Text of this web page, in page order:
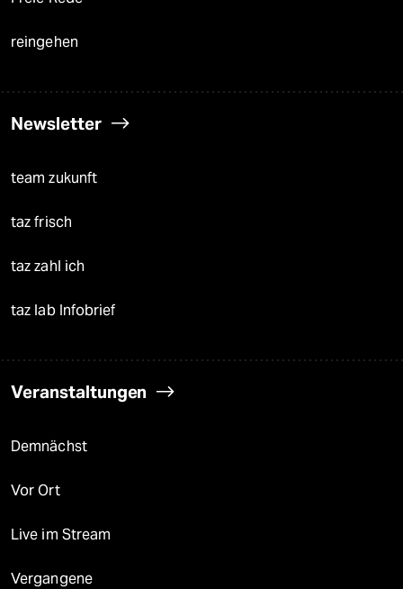
reingehen
Newsletter
team zukunft
taz frisch
taz zahl ich
taz lab Infobrief
Veranstaltungen
Demnächst
Vor Ort
Live im Stream
Vergangene